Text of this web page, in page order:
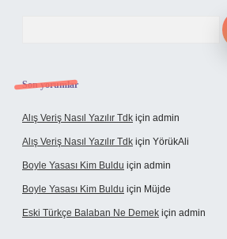
Son yorumlar
Alış Veriş Nasıl Yazılır Tdk için admin
Alış Veriş Nasıl Yazılır Tdk için YörükAli
Boyle Yasası Kim Buldu için admin
Boyle Yasası Kim Buldu için Müjde
Eski Türkçe Balaban Ne Demek için admin